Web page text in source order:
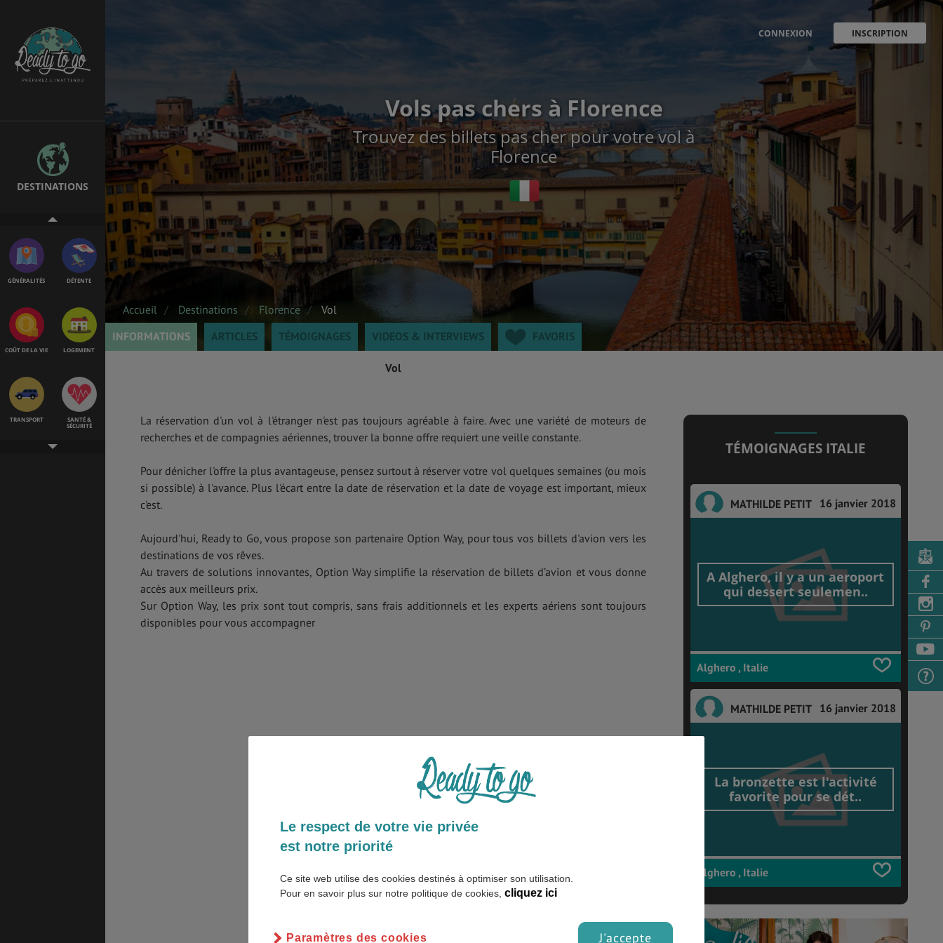
DESTINATIONS
ÉTUDES
EMPLOIS &
STAGES
GÉNÉRALITÉS DÉTENTE
COÛT DE LA VIE LOGEMENT
TRANSPORT
SANTÉ &
SÉCURITÉ
CONNEXION INSCRIPTION
Vols pas chers à Florence
Trouvez des billets pas cher pour votre vol à
Florence
Accueil Destinations Florence
Vol
INFORMATIONS
ARTICLES TÉMOIGNAGES VIDEOS & INTERVIEWS FAVORIS
Vol
La réservation d'un vol à l'étranger n'est pas toujours agréable à faire. Avec une variété de moteurs de
recherches et de compagnies aériennes, trouver la bonne offre requiert une veille constante.
Pour dénicher l'offre la plus avantageuse, pensez surtout à réserver votre vol quelques semaines (ou mois
si possible) à l'avance. Plus l'écart entre la date de réservation et la date de voyage est important, mieux
c'est.
Aujourd'hui, Ready to Go, vous propose son partenaire Option Way, pour tous vos billets d'avion vers les
destinations de vos rêves.
Au travers de solutions innovantes, Option Way simplifie la réservation de billets d’avion et vous donne
accès aux meilleurs prix.
Sur Option Way, les prix sont tout compris, sans frais additionnels et les experts aériens sont toujours
disponibles pour vous accompagner
TÉMOIGNAGES ITALIE
MATHILDE PETIT 16 janvier 2018
A Alghero, il y a un aeroport
qui dessert seulemen..
Alghero , Italie
MATHILDE PETIT 16 janvier 2018
La bronzette est l'activité
favorite pour se dét..
Alghero , Italie
Le respect de votre vie privée
est notre priorité
Ce site web utilise des cookies destinés à optimiser son utilisation.
Pour en savoir plus sur notre politique de cookies, cliquez ici
J'accepte
Paramètres des cookies